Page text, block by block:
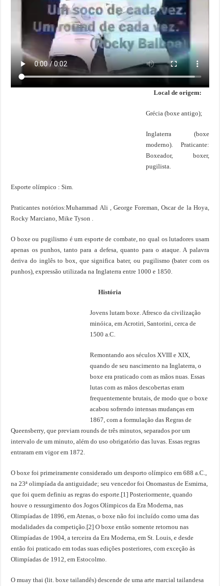
Local de origem:
Grécia (boxe antigo);
Inglaterra (boxe
moderno). Praticante:
Boxeador, boxer,
pugilista.
Esporte olímpico : Sim.
Praticantes notórios:Muhammad Ali , George Foreman, Oscar de la Hoya,
Rocky Marciano, Mike Tyson .
O boxe ou pugilismo é um esporte de combate, no qual os lutadores usam
apenas os punhos, tanto para a defesa, quanto para o ataque. A palavra
deriva do inglês to box, que significa bater, ou pugilismo (bater com os
punhos), expressão utilizada na Inglaterra entre 1000 e 1850.
História
Jovens lutam boxe. Afresco da civilização
minóica, em Acrotiri, Santorini, cerca de
1500 a.C.
Remontando aos séculos XVIII e XIX,
quando de seu nascimento na Inglaterra, o
boxe era praticado com as mãos nuas. Essas
lutas com as mãos descobertas eram
frequentemente brutais, de modo que o boxe
acabou sofrendo intensas mudanças em
1867, com a formulação das Regras de
Queensberry, que previam rounds de três minutos, separados por um
intervalo de um minuto, além do uso obrigatório das luvas. Essas regras
entraram em vigor em 1872.
O boxe foi primeiramente considerado um desporto olímpico em 688 a.C.,
na 23ª olimpíada da antiguidade; seu vencedor foi Onomastus de Esmirna,
que foi quem definiu as regras do esporte.[1] Posteriormente, quando
houve o ressurgimento dos Jogos Olímpicos da Era Moderna, nas
Olimpíadas de 1896, em Atenas, o boxe não foi incluído como uma das
modalidades da competição.[2] O boxe então somente retornou nas
Olimpíadas de 1904, a terceira da Era Moderna, em St. Louis, e desde
então foi praticado em todas suas edições posteriores, com exceção às
Olimpíadas de 1912, em Estocolmo.
O muay thai (lit. boxe tailandês) descende de uma arte marcial tailandesa